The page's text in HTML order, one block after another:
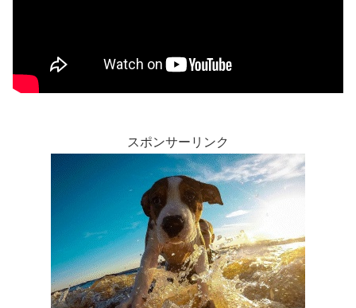
スポンサーリンク